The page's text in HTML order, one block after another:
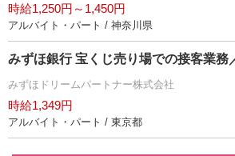
時給1,250円～1,450円
アルバイト・パート / 神奈川県
みずほ銀行 宝くじ売り場での接客業務
みずほドリームパートナー株式会社
時給1,349円
アルバイト・パート / 東京都